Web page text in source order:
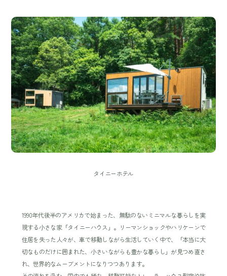
タイニーホテル
1990年代後半のアメリカで始まった、無駄のないミニマルな暮らしを実
現する小さな家「タイニーハウス」。リーマンショックやハリケーンで
住居を失った人々が、車で移動しながら生活していく中で、「本当に大
切なものだけに囲まれた、小さいながらも豊かな暮らし」が見つめ直さ
れ、世界的なムーブメントになりつつあります。